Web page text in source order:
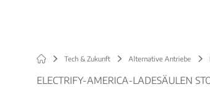
Tech & Zukunft Alternative Antriebe
ELECTRIFY-AMERICA-LADESÄULEN